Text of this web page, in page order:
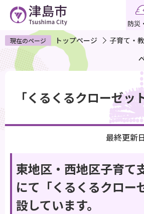
ペ
ー
ジ
で
す
防災
現在のページ トップページ 子育て・
「くるくるクローゼッ
最終更新
東地区・西地区子育て
にて「くるくるクロー
設しています。